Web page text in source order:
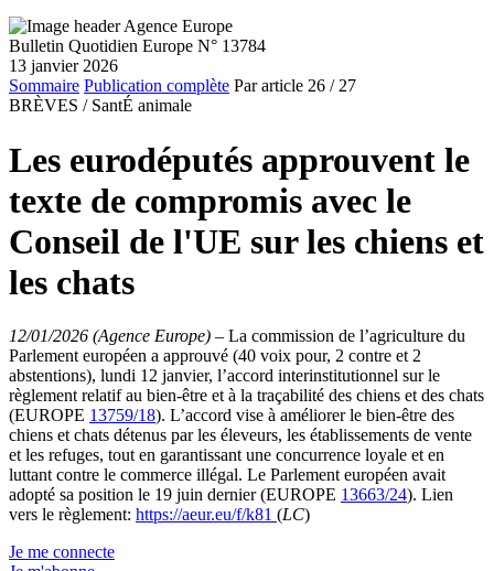
Bulletin Quotidien Europe N° 13784
13 janvier 2026
Sommaire Publication complète Par article 26 / 27
BRÈVES / SantÉ animale
Les eurodéputés approuvent le
texte de compromis avec le
Conseil de l'UE sur les chiens et
les chats
12/01/2026 (Agence Europe) – La commission de l’agriculture du
Parlement européen a approuvé (40 voix pour, 2 contre et 2
abstentions), lundi 12 janvier, l’accord interinstitutionnel sur le
règlement relatif au bien-être et à la traçabilité des chiens et des chats
(EUROPE 13759/18). L’accord vise à améliorer le bien-être des
chiens et chats détenus par les éleveurs, les établissements de vente
et les refuges, tout en garantissant une concurrence loyale et en
luttant contre le commerce illégal. Le Parlement européen avait
adopté sa position le 19 juin dernier (EUROPE 13663/24). Lien
vers le règlement: https://aeur.eu/f/k81 (LC)
Je me connecte